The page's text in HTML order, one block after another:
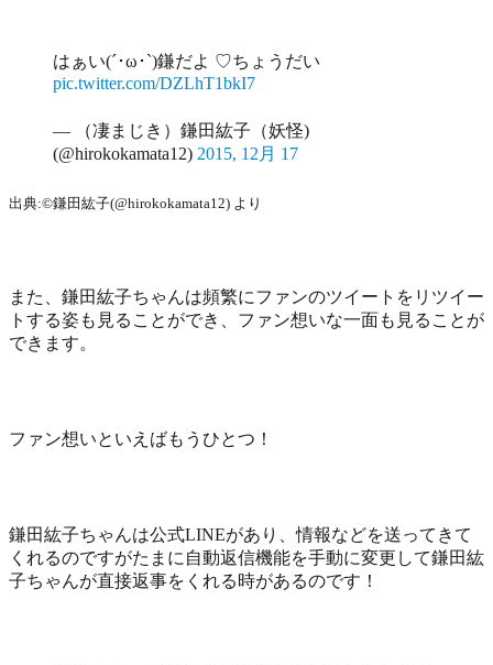
はぁい(´･ω･`)鎌だよ ♡ちょうだい
pic.twitter.com/DZLhT1bkI7
— （凄まじき）鎌田紘子（妖怪)
(@hirokokamata12) 2015, 12月 17
出典:©鎌田紘子(@hirokokamata12) より
また、鎌田紘子ちゃんは頻繁にファンのツイートをリツイー
トする姿も見ることができ、ファン想いな一面も見ることが
できます。
ファン想いといえばもうひとつ！
鎌田紘子ちゃんは公式LINEがあり、情報などを送ってきて
くれるのですがたまに自動返信機能を手動に変更して鎌田紘
子ちゃんが直接返事をくれる時があるのです！